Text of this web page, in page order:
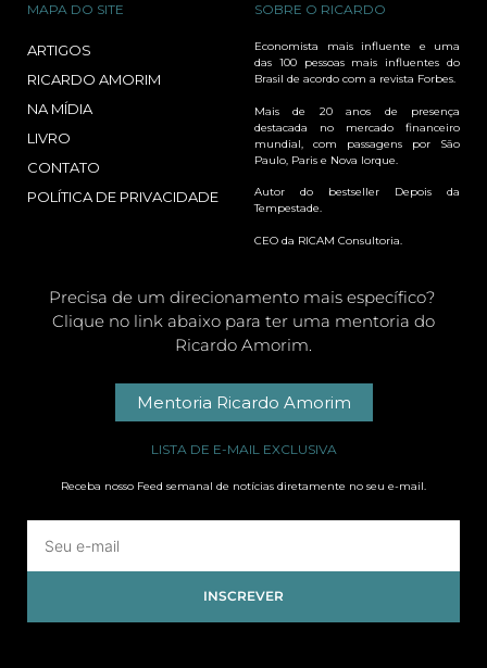
MAPA DO SITE
ARTIGOS
RICARDO AMORIM
NA MÍDIA
LIVRO
CONTATO
POLÍTICA DE PRIVACIDADE
SOBRE O RICARDO
Economista mais influente e uma
das 100 pessoas mais influentes do
Brasil de acordo com a revista Forbes.
Mais de 20 anos de presença
destacada no mercado financeiro
mundial, com passagens por São
Paulo, Paris e Nova Iorque.
Autor do bestseller Depois da
Tempestade.
CEO da RICAM Consultoria.
Precisa de um direcionamento mais específico?
Clique no link abaixo para ter uma mentoria do
Ricardo Amorim.
Mentoria Ricardo Amorim
LISTA DE E-MAIL EXCLUSIVA
Receba nosso Feed semanal de notícias diretamente no seu e-mail.
INSCREVER